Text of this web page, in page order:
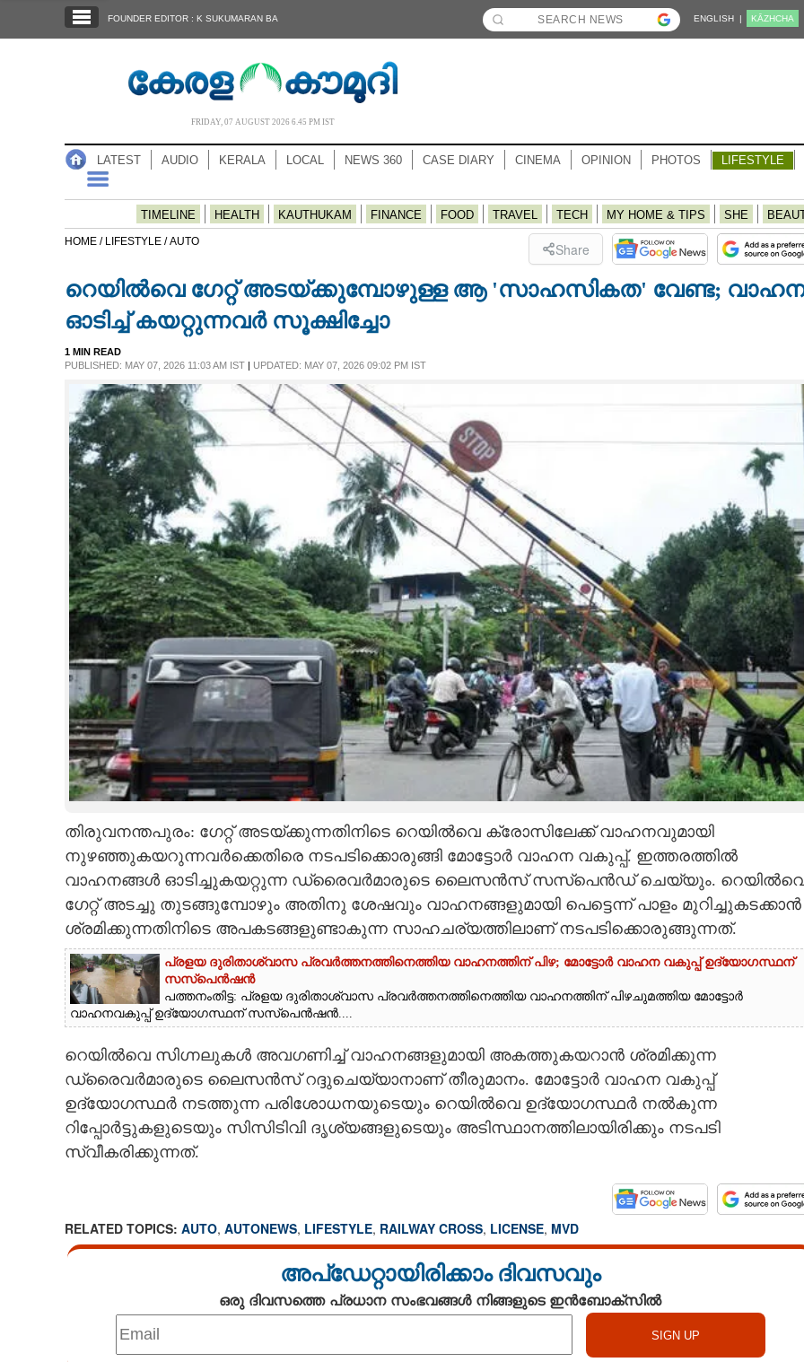
NOTIFIED NEWS
NEWS 360
CASE DIARY
LIFESTYLE
CARTOONS
LITERATURE
CONTACT US
FOUNDER EDITOR : K SUKUMARAN BA ENGLISH | KĀZHCHA
FRIDAY, 07 AUGUST 2026 6.45 PM IST
LATEST AUDIO KERALA LOCAL NEWS 360 CASE DIARY CINEMA OPINION PHOTOS LIFESTYLE
TIMELINE HEALTH KAUTHUKAM FINANCE FOOD TRAVEL TECH MY HOME & TIPS SHE
HOME / LIFESTYLE /AUTO Share
റെയിൽവെ ഗേറ്റ് അടയ്ക്കുമ്പോഴുള്ള ആ 'സാഹസികത' വേണ്ട;
ഓടിച്ച് കയറ്റുന്നവർ സൂക്ഷിച്ചോ
1 MIN READ
PUBLISHED: MAY 07, 2026 11:03 AM IST| UPDATED: MAY 07, 2026 09:02 PM IST
തിരുവനന്തപുരം: ഗേറ്റ് അടയ്ക്കുന്നതിനിടെ റെയിൽവെ ക്രോസിലേക്ക് വാഹനവുമായി
നുഴ‌ഞ്ഞുകയറുന്നവർക്കെതിരെ നടപടിക്കൊരുങ്ങി മോട്ടോർ വാഹന വകുപ്പ്. ഇത്തരത്തിൽ
വാഹനങ്ങൾ ഓടിച്ചുകയറ്റുന്ന ഡ്രൈവർമാരുടെ ലൈസൻസ് സസ്പെൻഡ് ചെയ്യും.
ഗേറ്റ് അടച്ചു തുടങ്ങുമ്പോഴും അതിനു ശേഷവും വാഹനങ്ങളുമായി പെട്ടെന്ന് പാളം മുറിച്ചുകടക്കാൻ
ശ്രമിക്കുന്നതിനിടെ അപകടങ്ങളുണ്ടാകുന്ന സാഹചര്യത്തിലാണ് നടപടിക്കൊരുങ്ങുന്നത്.
പ്രളയ ദുരിതാശ്വാസ പ്രവർത്തനത്തിനെത്തിയ വാഹനത്തിന് പിഴ; മോട്ടോർ വാഹന വകുപ്പ് ഉദ്യോഗസ്ഥന്
സസ്പെൻഷൻ
പത്തനംതിട്ട: പ്രളയ ദുരിതാശ്വാസ പ്രവർത്തനത്തിനെത്തിയ വാഹനത്തിന് പിഴചുമത്തിയ മോട്ടോർ
വാഹനവകുപ്പ് ഉദ്യോഗസ്ഥന് സസ്പെൻഷൻ....
റെയിൽവെ സിഗ്നലുകൾ അവഗണിച്ച് വാഹനങ്ങളുമായി അകത്തുകയറാൻ ശ്രമിക്കുന്ന
ഡ്രൈവർമാരുടെ ലൈസൻസ് റദ്ദുചെയ്യാനാണ് തീരുമാനം. മോട്ടോർ വാഹന വകുപ്പ്
ഉദ്യോഗസ്ഥർ നടത്തുന്ന പരിശോധനയുടെയും റെയിൽവെ ഉദ്യോഗസ്ഥർ നൽകുന്ന
റിപ്പോർട്ടുകളുടെയും സിസിടിവി ദൃശ്യങ്ങളുടെയും അടിസ്ഥാനത്തിലായിരിക്കും നടപടി
സ്വീകരിക്കുന്നത്.
RELATED TOPICS: AUTO, AUTONEWS, LIFESTYLE, RAILWAY CROSS, LICENSE, MVD
അപ്ഡേറ്റായിരിക്കാം ദിവസവും
ഒരു ദിവസത്തെ പ്രധാന സംഭവങ്ങൾ നിങ്ങളുടെ ഇൻബോക്സിൽ